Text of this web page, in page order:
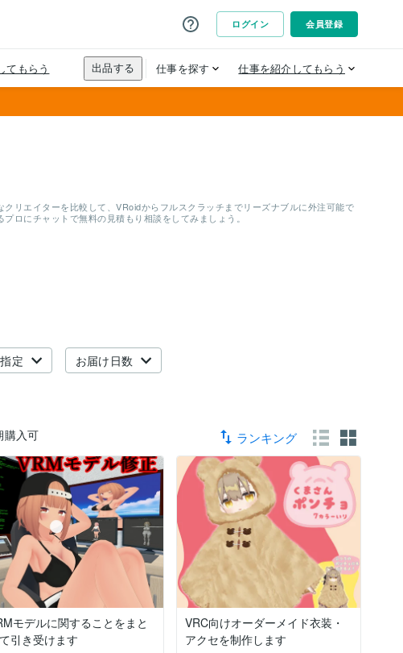
リエイターを比較して、VRoidからフルスクラッチまでリーズナブルに外注可能で
ロにチャットで無料の見積もり相談をしてみましょう。
定 お届け日数
購入可 ランキング
モデルに関することをまと
引き受けます
VRC向けオーダーメイド衣装・
アクセを制作します